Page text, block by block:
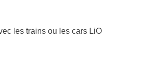
les trains ou les cars LiO